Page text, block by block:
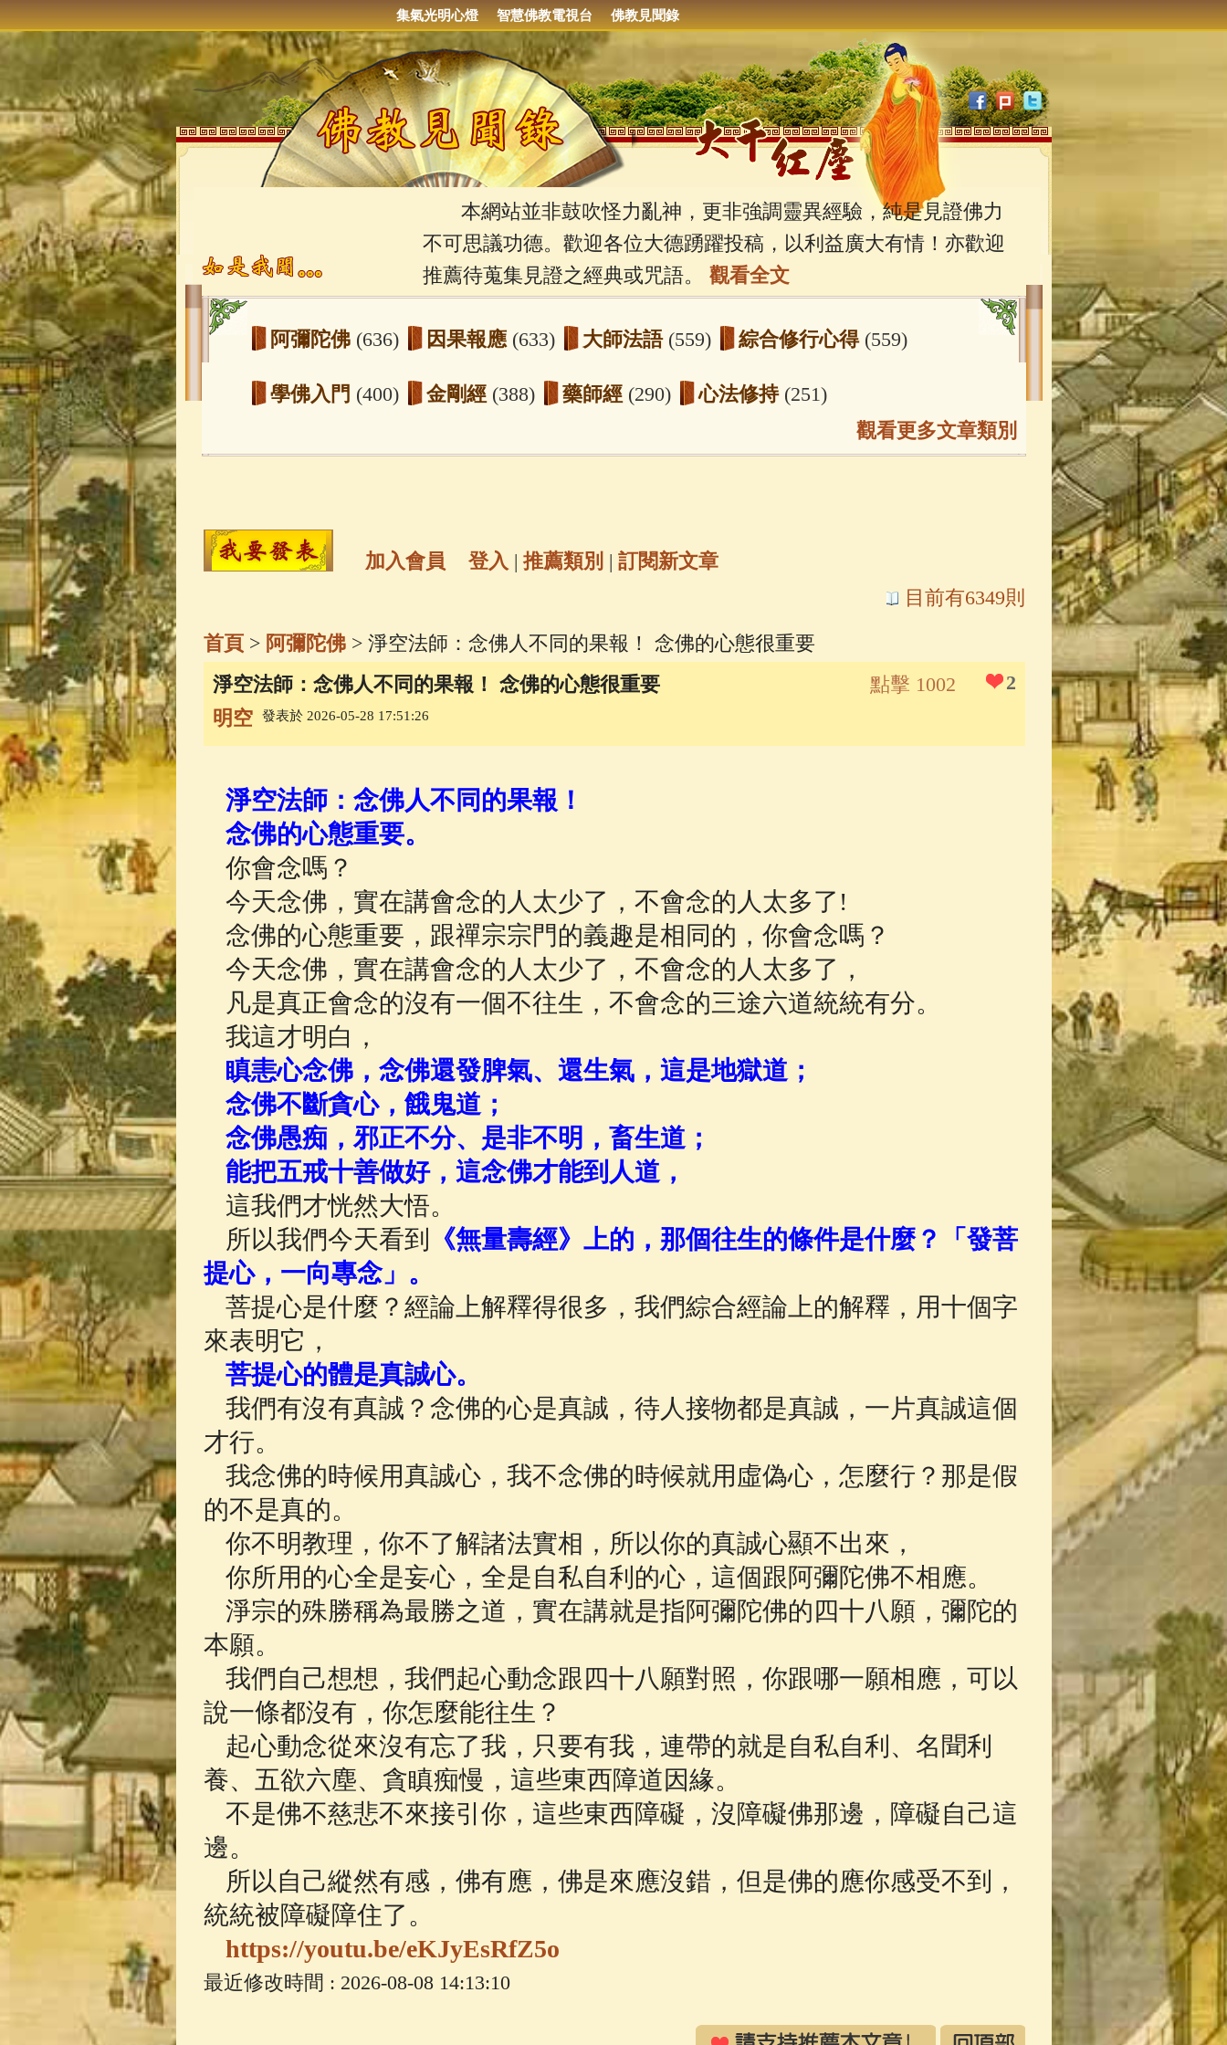
集氣光明心燈 智慧佛教電視台 佛教見聞錄
本網站並非鼓吹怪力亂神，更非強調靈異經驗，純是見證佛力
不可思議功德。歡迎各位大德踴躍投稿，以利益廣大有情！亦歡迎
推薦待蒐集見證之經典或咒語。 觀看全文
阿彌陀佛 (636) 因果報應 (633) 大師法語 (559) 綜合修行心得 (559)
學佛入門 (400) 金剛經 (388) 藥師經 (290) 心法修持 (251)
玉曆寶鈔(236) 地藏經(225) 臨終助念(190) 文殊菩薩(165)
高僧故事 (142) 放生護生 (133) 戒除邪淫(129)
一切如來心秘密全身舍利寶篋印陀羅尼經(81) 六字大明咒(81) 大悲咒(72)
生活禪(70) 釋迦牟尼佛傳
佛典故事(37)
觀看更多文章類別
加入會員 登入 | 推薦類別 | 訂閱新文章
目前有6349則
首頁> 阿彌陀佛> 淨空法師：念佛人不同的果報！ 念佛的心態很重要
淨空法師：念佛人不同的果報！ 念佛的心態很重要
2
點擊 1002
明空
發表於 2026-05-28 17:51:26
淨空法師：念佛人不同的果報！
念佛的心態重要。
你會念嗎？
今天念佛，實在講會念的人太少了，不會念的人太多了!
念佛的心態重要，跟禪宗宗門的義趣是相同的，你會念嗎？
今天念佛，實在講會念的人太少了，不會念的人太多了，
凡是真正會念的沒有一個不往生，不會念的三途六道統統有分。
我這才明白，
瞋恚心念佛，念佛還發脾氣、還生氣，這是地獄道；
念佛不斷貪心，餓鬼道；
念佛愚痴，邪正不分、是非不明，畜生道；
能把五戒十善做好，這念佛才能到人道，
這我們才恍然大悟。
所以我們今天看到
《無量壽經》上的，那個往生的條件是什麼？「發菩
提心，一向專念」。
菩提心是什麼？經論上解釋得很多，我們綜合經論上的解釋，用十個字
來表明它，
菩提心的體是真誠心。
我們有沒有真誠？念佛的心是真誠，待人接物都是真誠，一片真誠這個
才行。
我念佛的時候用真誠心，我不念佛的時候就用虛偽心，怎麼行？那是假
的不是真的。
你不明教理，你不了解諸法實相，所以你的真誠心顯不出來，
你所用的心全是妄心，全是自私自利的心，這個跟阿彌陀佛不相應。
淨宗的殊勝稱為最勝之道，實在講就是指阿彌陀佛的四十八願，彌陀的
本願。
我們自己想想，我們起心動念跟四十八願對照，你跟哪一願相應，可以
說一條都沒有，你怎麼能往生？
起心動念從來沒有忘了我，只要有我，連帶的就是自私自利、名聞利
養、五欲六塵、貪瞋痴慢，這些東西障道因緣。
不是佛不慈悲不來接引你，這些東西障礙，沒障礙佛那邊，障礙自己這
邊。
所以自己縱然有感，佛有應，佛是來應沒錯，但是佛的應你感受不到，
統統被障礙障住了。
https://youtu.be/eKJyEsRfZ5o
最近修改時間 : 2026-08-08 14:13:10